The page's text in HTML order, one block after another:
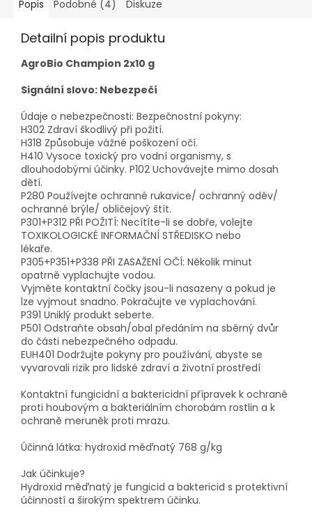
Popis Podobné (4) Diskuze
Detailní popis produktu
AgroBio Champion 2x10 g
Signální slovo: Nebezpečí
Údaje o nebezpečnosti: Bezpečnostní pokyny:
H302 Zdraví škodlivý při požití.
H318 Způsobuje vážné poškození očí.
H410 Vysoce toxický pro vodní organismy, s
dlouhodobými účinky. P102 Uchovávejte mimo dosah
dětí.
P280 Používejte ochranné rukavice/ ochranný oděv/
ochranné brýle/ obličejový štít.
P301+P312 PŘI POŽITÍ: Necítíte-li se dobře, volejte
TOXIKOLOGICKÉ INFORMAČNÍ STŘEDISKO nebo
lékaře.
P305+P351+P338 PŘI ZASAŽENÍ OČÍ: Několik minut
opatrně vyplachujte vodou.
Vyjměte kontaktní čočky jsou-li nasazeny a pokud je
lze vyjmout snadno. Pokračujte ve vyplachování.
P391 Uniklý produkt seberte.
P501 Odstraňte obsah/obal předáním na sběrný dvůr
do části nebezpečného odpadu.
EUH401 Dodržujte pokyny pro používání, abyste se
vyvarovali rizik pro lidské zdraví a životní prostředí
Kontaktní fungicidní a baktericidní přípravek k ochraně
proti houbovým a bakteriálním chorobám rostlin a k
ochraně meruněk proti mrazu.
Účinná látka: hydroxid měďnatý 768 g/kg
Jak účinkuje?
Hydroxid měďnatý je fungicid a baktericid s protektivní
účinností a širokým spektrem účinku.